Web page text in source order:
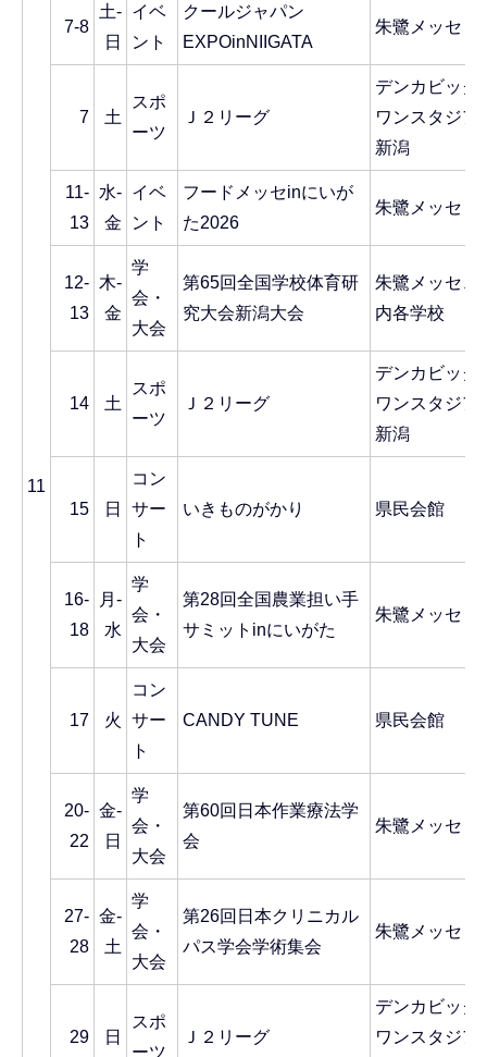
11
7-8
土-
日
イベ
ント
クールジャパン
EXPOinNIIGATA
朱鷺メッセ
7 土
スポ
ーツ
Ｊ２リーグ
デンカビッグ
ワンスタジア
新潟
11-
13
水-
金
イベ
ント
フードメッセinにいが
た2026
朱鷺メッセ
12-
13
木-
金
学
会・
大会
第65回全国学校体育研
究大会新潟大会
朱鷺メッセ、
内各学校
14 土
スポ
ーツ
Ｊ２リーグ
デンカビッグ
ワンスタジア
新潟
15 日
コン
サー
ト
いきものがかり 県民会館
16-
18
月-
水
学
会・
大会
第28回全国農業担い手
サミットinにいがた
朱鷺メッセ
17 火
コン
サー
ト
CANDY TUNE 県民会館
20-
22
金-
日
学
会・
大会
第60回日本作業療法学
会
朱鷺メッセ
27-
28
金-
土
学
会・
大会
第26回日本クリニカル
パス学会学術集会
朱鷺メッセ
29 日
スポ
ーツ
Ｊ２リーグ
デンカビッグ
ワンスタジア